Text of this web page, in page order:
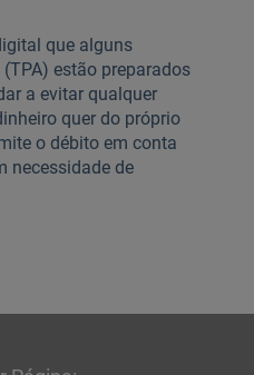
que alguns
estão preparados
a evitar qualquer
quer do próprio
o débito em conta
necessidade de